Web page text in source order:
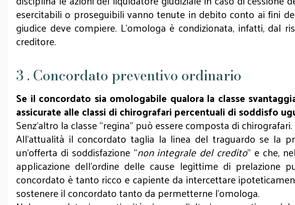
esercitabili o proseguibili vanno tenute in debito conto ai fini
giudice deve compiere. L’omologa è condizionata, infatti, dal
creditore.
3 . Concordato preventivo ordinario
Se il concordato sia omologabile qualora la classe
assicurate alle classi di chirografari percentuali di soddisfo
Senz’altro la classe “regina” può essere composta di chirografari.
All’attualità il concordato taglia la linea del traguardo se la
un’offerta di soddisfazione “non integrale del credito” e che,
applicazione dell’ordine delle cause legittime di
concordato è tanto ricco e capiente da intercettare
sostenere il concordato tanto da permetterne l’omologa.